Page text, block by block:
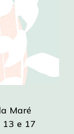
Maré
13 e 17